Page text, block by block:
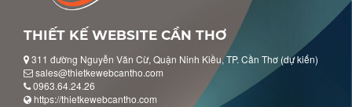
THIẾT KẾ WEBSITE CẦN THƠ
311 đường Nguyễn Văn Cừ, Quận Ninh Kiều, TP. Cần Thơ (dự kiến)
sales@thietkewebcantho.com
0963.64.24.26
https://thietkewebcantho.com